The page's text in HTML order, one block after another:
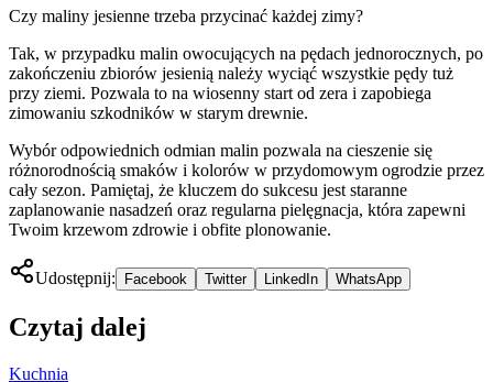
Czy maliny jesienne trzeba przycinać każdej zimy?
Tak, w przypadku malin owocujących na pędach jednorocznych, po
zakończeniu zbiorów jesienią należy wyciąć wszystkie pędy tuż
przy ziemi. Pozwala to na wiosenny start od zera i zapobiega
zimowaniu szkodników w starym drewnie.
Wybór odpowiednich odmian malin pozwala na cieszenie się
różnorodnością smaków i kolorów w przydomowym ogrodzie przez
cały sezon. Pamiętaj, że kluczem do sukcesu jest staranne
zaplanowanie nasadzeń oraz regularna pielęgnacja, która zapewni
Twoim krzewom zdrowie i obfite plonowanie.
Udostępnij: Facebook Twitter LinkedIn WhatsApp
Czytaj dalej
Kuchnia